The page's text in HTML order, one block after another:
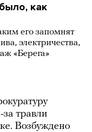
как
его запомнят
электричества,
«Берега»
травли
Возбуждено